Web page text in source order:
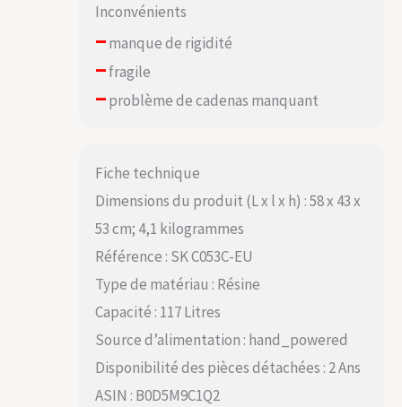
Inconvénients
–manque de rigidité
–fragile
–problème de cadenas manquant
Fiche technique
Dimensions du produit (L x l x h) : 58 x 43 x
53 cm; 4,1 kilogrammes
Référence : SK C053C-EU
Type de matériau : Résine
Capacité : 117 Litres
Source d’alimentation : hand_powered
Disponibilité des pièces détachées : 2 Ans
ASIN : B0D5M9C1Q2